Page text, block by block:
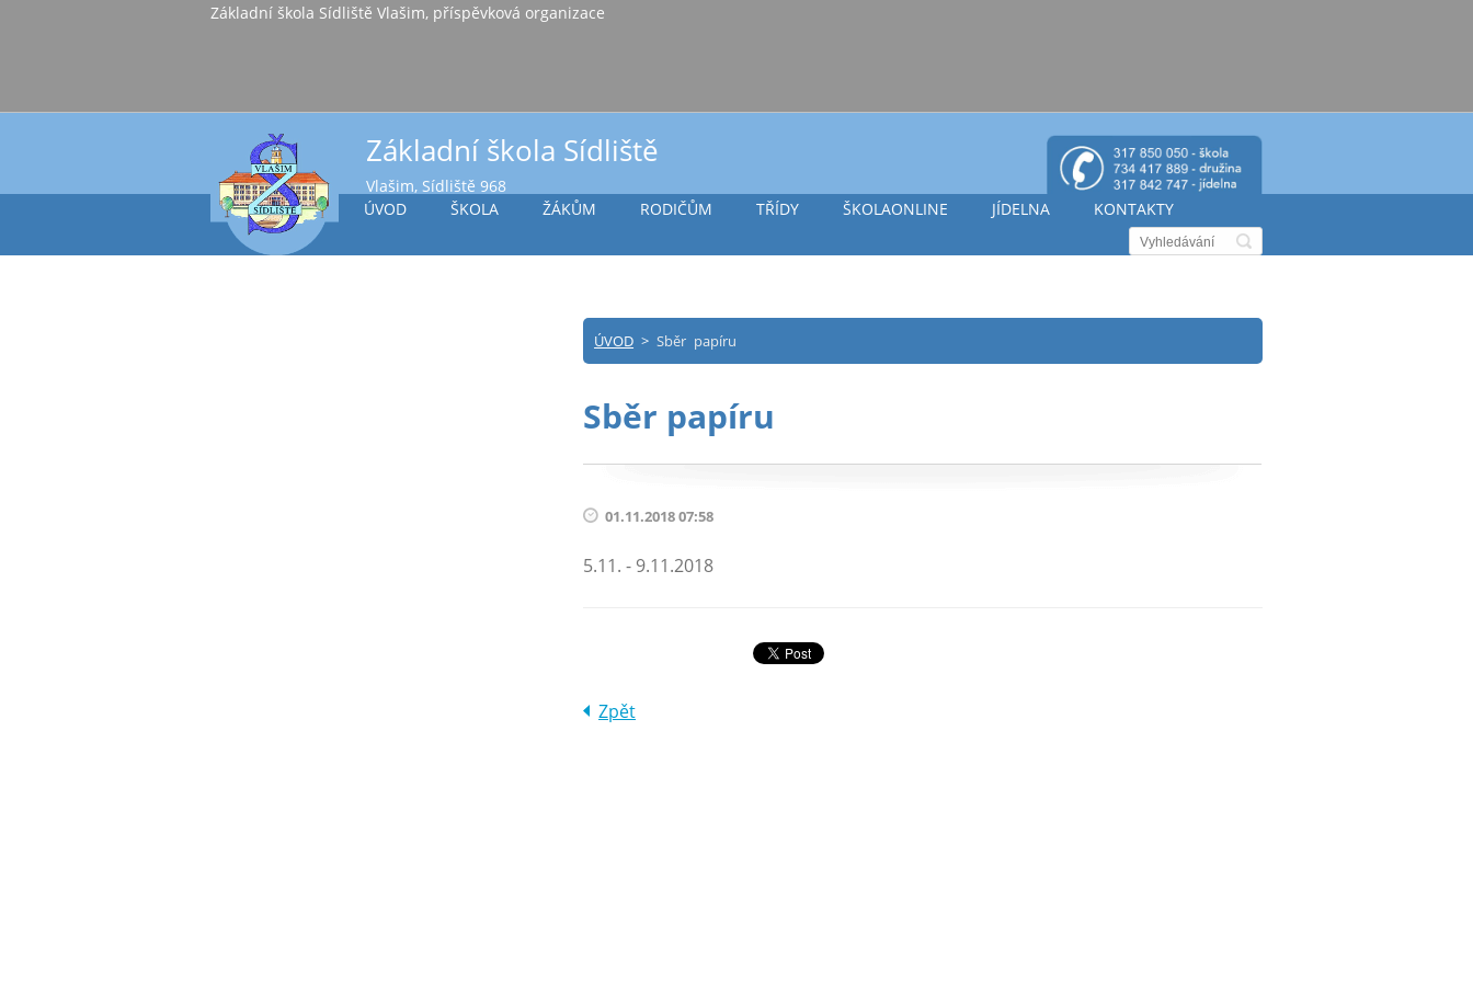
Základní škola Sídliště Vlašim, příspěvková organizace
Základní škola Sídliště
Vlašim, Sídliště 968
ÚVOD
ŠKOLA ŽÁKŮM RODIČŮM TŘÍDY ŠKOLAONLINE JÍDELNA KONTAKTY
ÚVOD >Sběr papíru
Sběr papíru
01.11.2018 07:58
5.11. - 9.11.2018
Zpět